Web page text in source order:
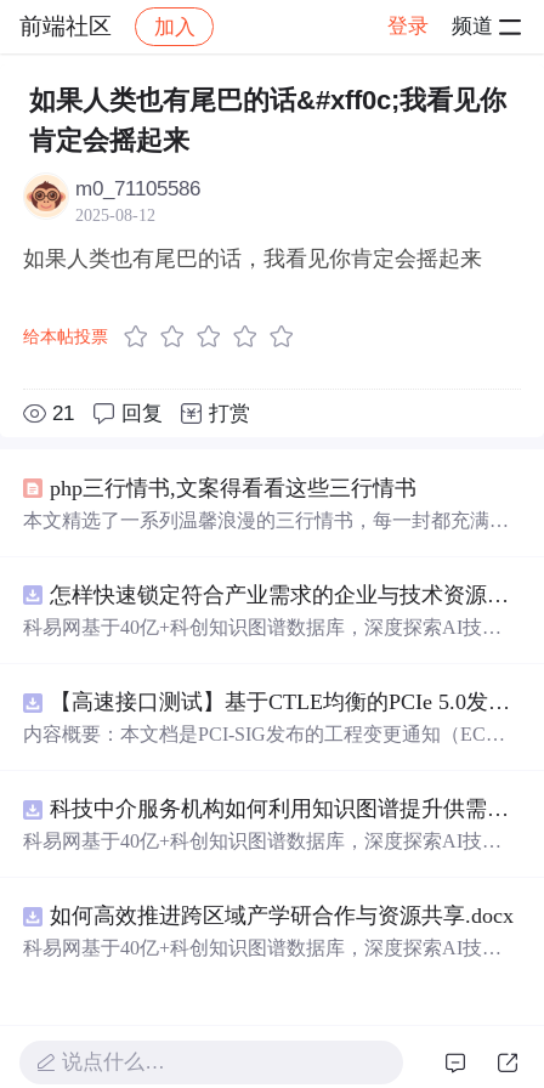
前端社区 加入 登录 频道
社区 前端社区 感慨 帖子详情
如果人类也有尾巴的话&#xff0c;我看见你
肯定会摇起来
m0_71105586
2025-08-12
如果人类也有尾巴的话，我看见你肯定会摇起来
给本帖投票
21 回复 打赏
php三行情书,文案得看看这些三行情书
本文精选了一系列温馨浪漫的三行情书，每一封都充满了
怎样快速锁定符合产业需求的企业与技术资源？.docx
科易网基于40亿+科创知识图谱数据库，深度探索AI技术
新领域的AI+数智化解决方案，推动科技创新与产业创新
智能化发展。
【高速接口测试】基于CTLE均衡的PCIe 5.0发射机抖动测量方法：32 GT/s速率下精确评估硅基抖动分量的技术方案
内容概要：本文档是PCI-SIG发布的工程变更通知（EC
式”替代原有的S参数去嵌入法，通过在被测通道应用基于
CTLE的均衡来减少因信道损耗导致的信号退化，从而更准
了传统去嵌入过程中高频噪声放大带来的测量不准确性。
对于2.5至16.0 GT/s速率，原有测量方法保持不变。; 适合
人群：从事高速接口设计、验证或测试的工程师，尤其是
科技中介服务机构如何利用知识图谱提升供需匹配精准度？.docx
科易网基于40亿+科创知识图谱数据库，深度探索AI技术
新领域的AI+数智化解决方案，推动科技创新与产业创新
智能化发展。
如何高效推进跨区域产学研合作与资源共享.docx
科易网基于40亿+科创知识图谱数据库，深度探索AI技术
智能化发展。
说点什么…